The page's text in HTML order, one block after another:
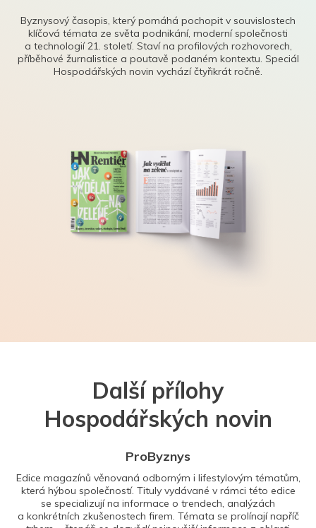
Byznysový časopis, který pomáhá pochopit v souvislostech
klíčová témata ze světa podnikání, moderní společnosti
a technologií 21. století. Staví na profilových rozhovorech,
příběhové žurnalistice a poutavě podaném kontextu. Speciál
Hospodářských novin vychází čtyřikrát ročně.
Další přílohy
Hospodářských novin
ProByznys
Edice magazínů věnovaná odborným i lifestylovým tématům,
která hýbou společností. Tituly vydávané v rámci této edice
se specializují na informace o trendech, analýzách
a konkrétních zkušenostech firem. Témata se prolínají napříč